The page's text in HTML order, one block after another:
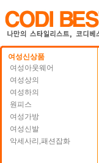
여성신상품
여성아웃웨어
여성상의
여성하의
원피스
여성가방
여성신발
악세사리,패션잡화